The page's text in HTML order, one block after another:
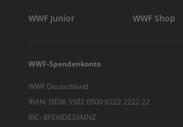
WWF Junior WWF Shop
WWF-Spendenkonto
WWF Deutschland
IBAN: DE06 5502 0500 0222 2222 22
BIC: BFSWDE33MNZ